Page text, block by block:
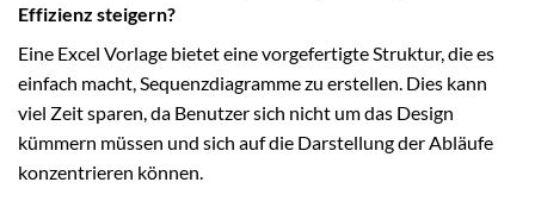
Effizienz steigern?
Eine Excel Vorlage bietet eine vorgefertigte Struktur, die es
einfach macht, Sequenzdiagramme zu erstellen. Dies kann
viel Zeit sparen, da Benutzer sich nicht um das Design
kümmern müssen und sich auf die Darstellung der Abläufe
konzentrieren können.